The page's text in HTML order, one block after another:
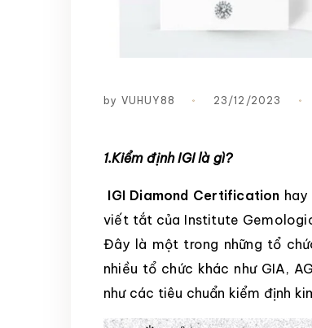
by VUHUY88 23/12/2023
1.Kiểm định IGI là gì?
IGI Diamond Certification hay
viết tắt của Institute
Đây là một trong những tổ
nhiều tổ chức khác như GIA,
như các tiêu chuẩn kiểm định